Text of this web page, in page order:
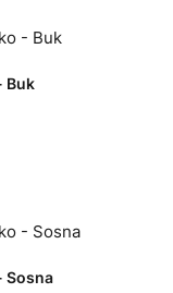
Buk
Sosna